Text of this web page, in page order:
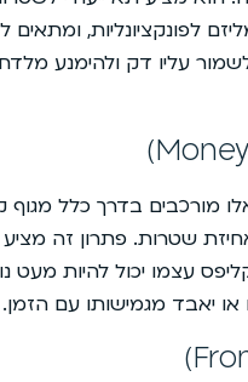
לפונקציונליות, ומתאים
עליו דק ולהימנע
מורכבים בדרך כלל מגוף
שטרות. פתרון זה מציע
עצמו יכול להיות מעט
יאבד מגמישותו עם הזמן.